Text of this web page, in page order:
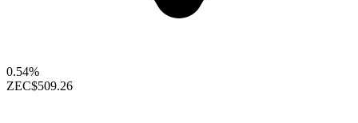
0.54%
ZEC$509.26